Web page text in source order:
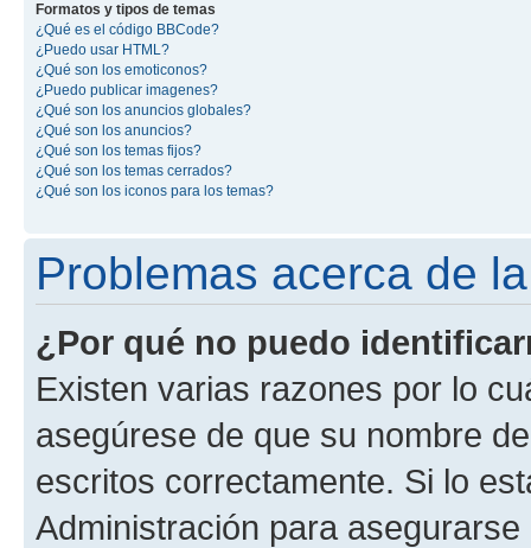
Formatos y tipos de temas
¿Qué es el código BBCode?
¿Puedo usar HTML?
¿Qué son los emoticonos?
¿Puedo publicar imagenes?
¿Qué son los anuncios globales?
¿Qué son los anuncios?
¿Qué son los temas fijos?
¿Qué son los temas cerrados?
¿Qué son los iconos para los temas?
Problemas acerca de
¿Por qué no puedo
Existen varias razones por lo
asegúrese de que su nombre
escritos correctamente. Si lo
Administración para